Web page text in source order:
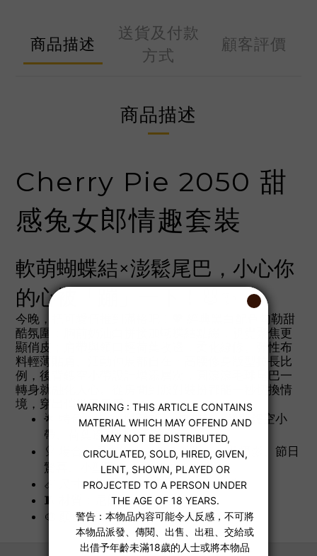
商品描述
送貨及付款
方式
顧客評價
商品描述
Cherry Pie 2050 甜
感兔女郎情趣套裝
軟萌蝴蝶結×澎鬆尾巴，小心你
的心被「蹦」一下！🐰✨
今晚，把可愛值推到滿格吧！💖 經典黑白配色勾勒甜
酷氛圍：胸前奶油白拼接加蝴蝶結點綴，視覺聚焦更
顯俏皮；肩帶與領口輕荷葉收邊，柔化線條。彈性布
料輕薄貼膚、活動伸展都自在；高腰修身版型拉長比
例，後背鏤空小帶設計增添層次，圓滾滾毛球尾巴一
轉身就融化人心。從房間到派對裝扮都能一秒切換情
境，穿出俏嫩元氣感。🎀
🌟 特色：黑白拼接胸口＋蝴蝶結、後背鏤空小
帶、荷葉邊褲口、毛球兔尾
🎈 場合：居家約會、角色派對、主題攝影、節日
驚喜、小型聚會
📏 尺寸：均碼 (建議體重 40-65 公斤)
🧵 材質：尼龍
🎨 顏色：黑白（經典兔女郎配色）